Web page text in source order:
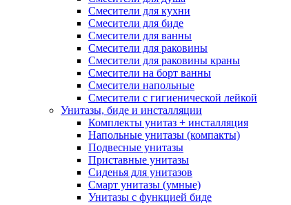
Смесители для кухни
Смесители для биде
Смесители для ванны
Смесители для раковины
Смесители для раковины краны
Смесители на борт ванны
Смесители напольные
Смесители с гигиенической лейкой
Унитазы, биде и инсталляции
Комплекты унитаз + инсталляция
Напольные унитазы (компакты)
Подвесные унитазы
Приставные унитазы
Сиденья для унитазов
Смарт унитазы (умные)
Унитазы с функцией биде